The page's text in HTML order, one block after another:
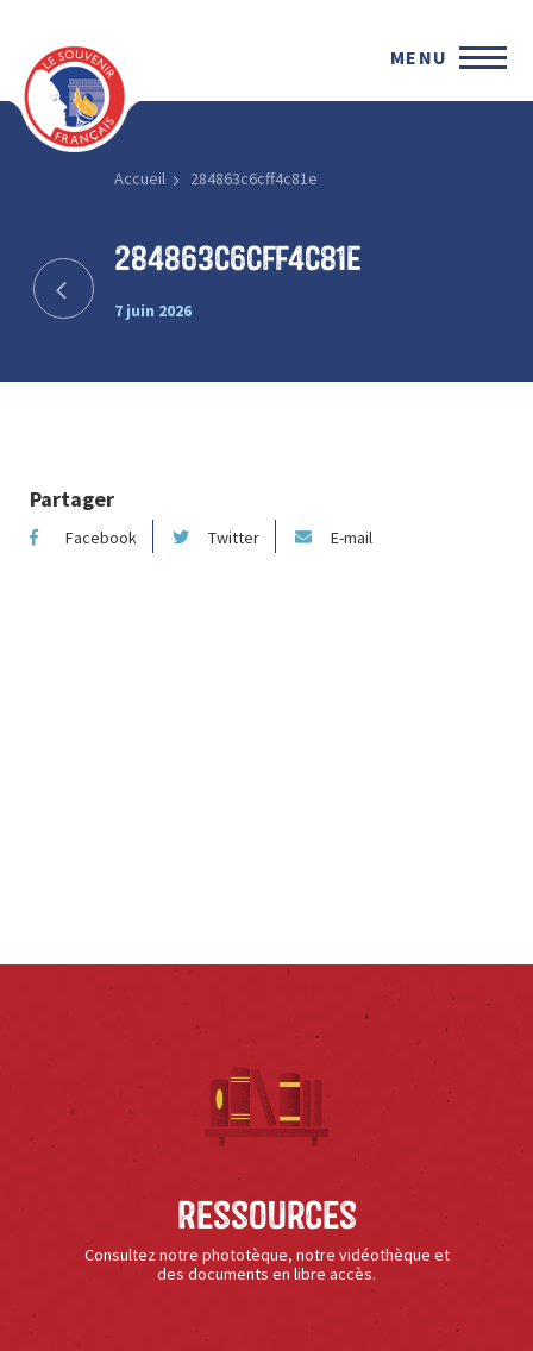
MENU
Accueil 284863c6cff4c81e
284863c6cff4c81e
7 juin 2026
Partager
Facebook Twitter E-mail
Ressources
Consultez notre phototèque, notre vidéothèque et
des documents en libre accès.